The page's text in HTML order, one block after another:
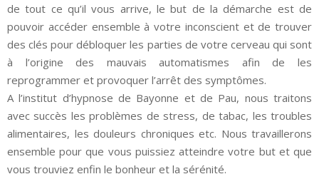
de tout ce qu’il vous arrive, le but de la démarche est de
pouvoir accéder ensemble à votre inconscient et de trouver
des clés pour débloquer les parties de votre cerveau qui sont
à l’origine des mauvais automatismes afin de les
reprogrammer et provoquer l’arrêt des symptômes.
A l’institut d’hypnose de Bayonne et de Pau, nous traitons
avec succès les problèmes de stress, de tabac, les troubles
alimentaires, les douleurs chroniques etc. Nous travaillerons
ensemble pour que vous puissiez atteindre votre but et que
vous trouviez enfin le bonheur et la sérénité.